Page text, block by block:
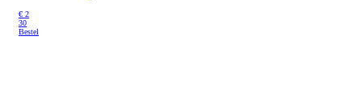
€ 2
30
Bestel